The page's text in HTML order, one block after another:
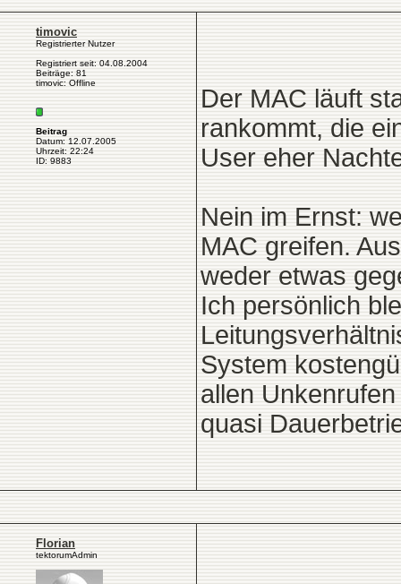
timovic
Registrierter Nutzer
Registriert seit: 04.08.2004
Beiträge: 81
timovic: Offline
Beitrag
Datum: 12.07.2005
Uhrzeit: 22:24
ID: 9883
Der MAC läuft
rankommt, die
User eher
Nein im Ernst:
MAC greifen.
weder etwas
Ich persönlich
System
allen
quasi
Florian
tektorumAdmin